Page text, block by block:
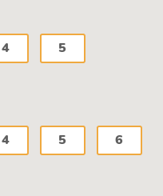
4 5
4 5 6